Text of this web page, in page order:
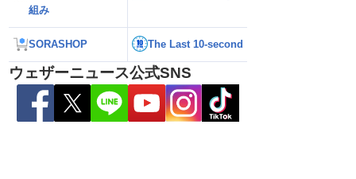
組み
SORASHOP The Last 10-second
ウェザーニュース公式SNS